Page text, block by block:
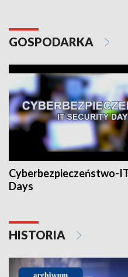
GOSPODARKA
Cyberbezpieczeństwo-
Days
HISTORIA